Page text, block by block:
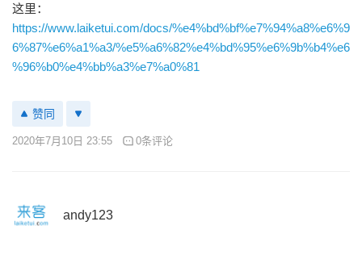
这里：
https://www.laiketui.com/docs/%e4%bd%bf%e7%94%a8%e6%9
6%87%e6%a1%a3/%e5%a6%82%e4%bd%95%e6%9b%b4%e6
%96%b0%e4%bb%a3%e7%a0%81
赞同
2020年7月10日 23:55 0条评论
andy123